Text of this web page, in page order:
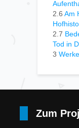
2.6 Am
2.7
Tod in
3 Werke
Zum